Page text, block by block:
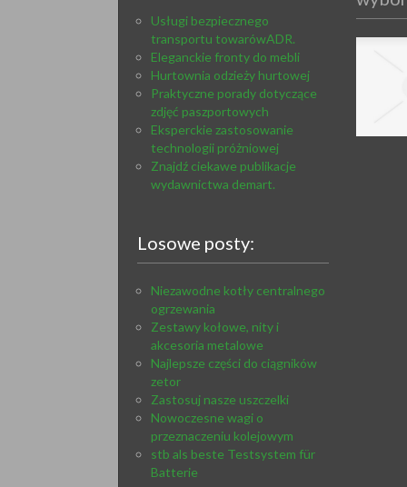
Usługi bezpiecznego
transportu towarówADR.
Eleganckie fronty do mebli
Hurtownia odzieży hurtowej
Praktyczne porady dotyczące
zdjęć paszportowych
Eksperckie zastosowanie
technologii próżniowej
Znajdź ciekawe publikacje
wydawnictwa demart.
Losowe posty:
Niezawodne kotły centralnego
ogrzewania
Zestawy kołowe, nity i
akcesoria metalowe
Najlepsze części do ciągników
zetor
Zastosuj nasze uszczelki
Nowoczesne wagi o
przeznaczeniu kolejowym
stb als beste Testsystem für
Batterie